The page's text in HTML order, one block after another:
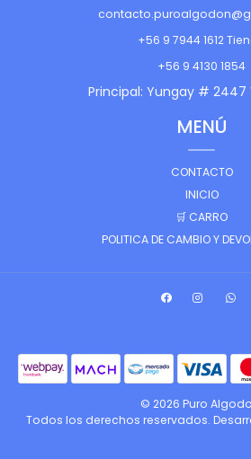
+56 9 7944 1612
+56 9 4130 1854
Principal: Yungay # 2447
MENÚ
CONTACTO
INICIO
🛒 CARRO
POLITICA DE CAMBIO Y
© 2026 Puro
Todos los derechos reservados.